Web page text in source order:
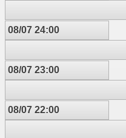
08/07 24:00
08/07 23:00
08/07 22:00